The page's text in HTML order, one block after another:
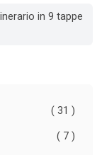
in 9 tappe
( 31 )
( 7 )